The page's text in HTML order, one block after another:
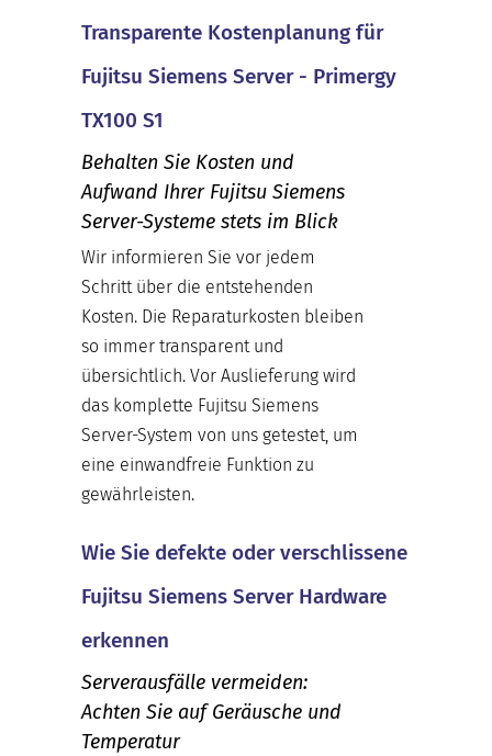
Transparente Kostenplanung für
Fujitsu Siemens Server - Primergy
TX100 S1
Behalten Sie Kosten und
Aufwand Ihrer Fujitsu Siemens
Server-Systeme stets im Blick
Wir informieren Sie vor jedem
Schritt über die entstehenden
Kosten. Die Reparaturkosten bleiben
so immer transparent und
übersichtlich. Vor Auslieferung wird
das komplette Fujitsu Siemens
Server-System von uns getestet, um
eine einwandfreie Funktion zu
gewährleisten.
Wie Sie defekte oder verschlissene
Fujitsu Siemens Server Hardware
erkennen
Serverausfälle vermeiden:
Achten Sie auf Geräusche und
Temperatur